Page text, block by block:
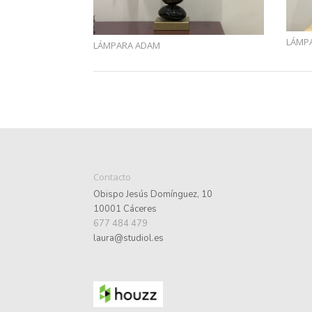
LÁMPARA ADAM
Contacto
Obispo Jesús Domínguez, 10
10001 Cáceres
677 484 479
laura@studiol.es